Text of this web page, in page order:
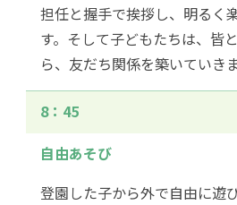
担任と握手で挨拶し、明るく
す。そして子どもたちは、皆
ら、友だち関係を築いていきま
8：45
自由あそび
登園した子から外で自由に遊